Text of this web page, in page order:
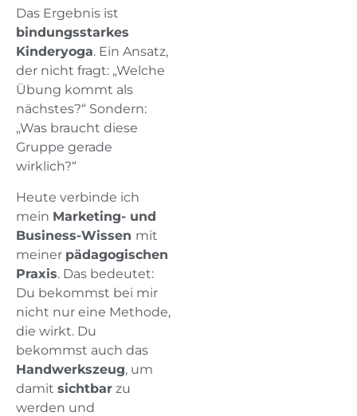
Das Ergebnis ist
bindungsstarkes
Kinderyoga. Ein Ansatz,
der nicht fragt: „Welche
Übung kommt als
nächstes?“ Sondern:
„Was braucht diese
Gruppe gerade
wirklich?“
Heute verbinde ich
mein Marketing- und
Business-Wissen mit
meiner pädagogischen
Praxis. Das bedeutet:
Du bekommst bei mir
nicht nur eine Methode,
die wirkt. Du
bekommst auch das
Handwerkszeug, um
damit sichtbar zu
werden und